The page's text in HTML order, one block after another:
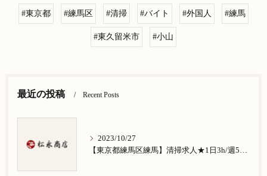
#東京都 #練馬区 #清掃 #バイト #外国人 #練馬
#東久留米市 #小山
最近の投稿 Recent Posts
2023/10/27
【東京都練馬区練馬】清掃求人★1日3h/週5日/祝日お休み★谷原在住の方歓迎